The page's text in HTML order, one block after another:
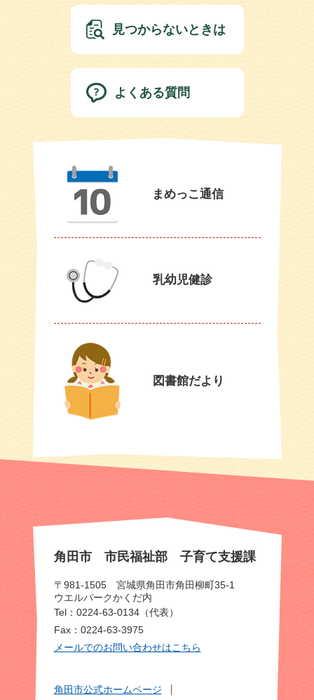
見つからないときは
よくある質問
まめっこ通信
乳幼児健診
図書館だより
角田市 市民福祉部 子育て支援課
〒981-1505 宮城県角田市角田柳町35-1
ウエルパークかくだ内
Tel：0224-63-0134（代表）
Fax：0224-63-3975
メールでのお問い合わせはこちら
角田市公式ホームページ